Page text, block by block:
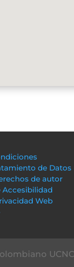
de Datos
de autor
Accesibilidad
Web